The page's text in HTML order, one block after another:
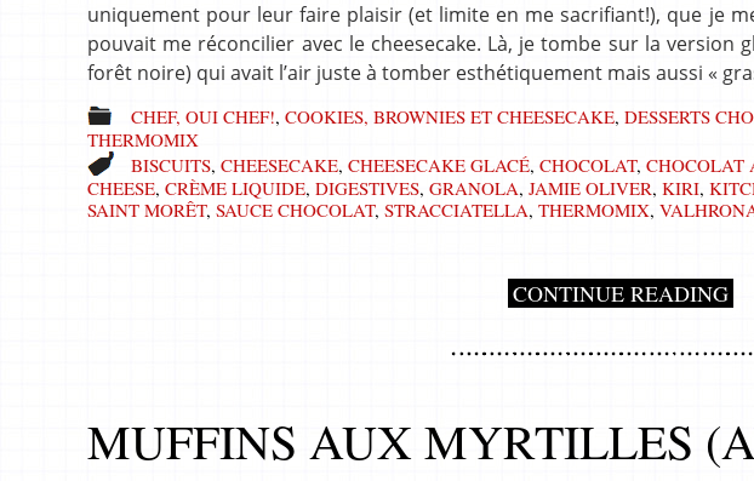
uniquement pour leur faire plaisir (et limite en me sacrifiant!), que je
pouvait me réconcilier avec le cheesecake. Là, je tombe sur la version
forêt noire) qui avait l’air juste à tomber esthétiquement mais aussi «
CHEF, OUI CHEF!, COOKIES, BROWNIES ET CHEESECAKE, DESSERTS
THERMOMIX
BISCUITS, CHEESECAKE, CHEESECAKE GLACÉ, CHOCOLAT, CHOCOLAT
CHEESE, CRÈME LIQUIDE, DIGESTIVES, GRANOLA, JAMIE OLIVER, KIRI,
SAINT MORÊT, SAUCE CHOCOLAT, STRACCIATELLA, THERMOMIX,
CONTINUE READING
MUFFINS AUX MYRTILLES